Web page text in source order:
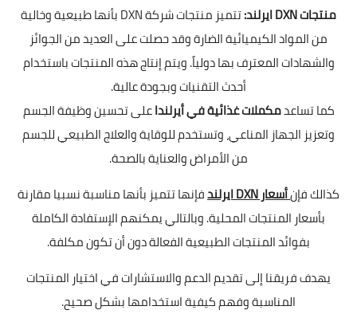
منتجات DXN
ايرلند:
تتميز منتجات شركة DXN بأنها طبيعية وخالية
من المواد الكيميائية الضارة وقد حصلت على العديد من الجوائز
والشهادات المعترف بها دولياً. ويتم إنتاج هذه المنتجات باستخدام
أحدث التقنيات وبجودة عالية.
كما تساعدمكملات غذائية في أيرلنداعلى تحسين وظيفة الجسم
وتعزيز الجهاز المناعي، وتستخدم للوقاية والعلاج الطبيعي للجسم
من الأمراض والعناية بالصحة.
كذالك فإنأسعار DXN ايرلند
فإنها تتميز بأنها مناسبة نسبيا مقارنة
بأسعار المنتجات المحلية. وبالتالي يمكنهم الإستفادة الكاملة
بفوائد المنتجات الطبيعية الفعالة دون أن تكون مكلفة.
يهدف فريقنا إلى تقديم الدعم والاستشارات في اختيار المنتجات
المناسبة وفهم كيفية استخدامها بشكل صحيح.